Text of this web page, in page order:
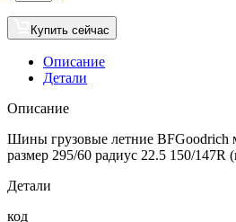
Купить сейчас
Описание
Детали
Описание
Шины грузовые летние BFGoodrich
размер 295/60 радиус 22.5 150/147R
Детали
код